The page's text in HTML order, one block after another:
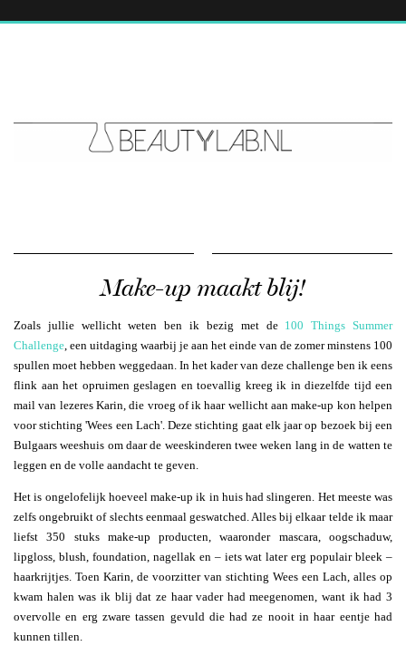
Make-up maakt blij!
Zoals jullie wellicht weten ben ik bezig met de 100 Things Summer
Challenge , een uitdaging waarbij je aan het einde van de zomer minstens 100
spullen moet hebben weggedaan. In het kader van deze challenge ben ik eens
flink aan het opruimen geslagen en toevallig kreeg ik in diezelfde tijd een
mail van lezeres Karin, die vroeg of ik haar wellicht aan make-up kon helpen
voor stichting 'Wees een Lach'. Deze stichting gaat elk jaar op bezoek bij een
Bulgaars weeshuis om daar de weeskinderen twee weken lang in de watten te
leggen en de volle aandacht te geven.
Het is ongelofelijk hoeveel make-up ik in huis had slingeren. Het meeste was
zelfs ongebruikt of slechts eenmaal geswatched. Alles bij elkaar telde ik maar
liefst 350 stuks make-up producten, waaronder mascara, oogschaduw,
lipgloss, blush, foundation, nagellak en – iets wat later erg populair bleek –
haarkrijtjes. Toen Karin, de voorzitter van stichting Wees een Lach, alles op
kwam halen was ik blij dat ze haar vader had meegenomen, want ik had 3
overvolle en erg zware tassen gevuld die had ze nooit in haar eentje had
kunnen tillen.